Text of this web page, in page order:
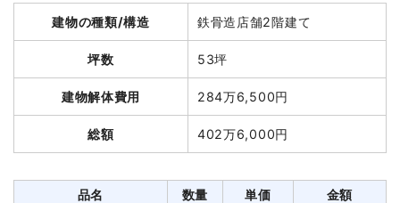
諸経費
90,000円
小計
565,600円
総額 145万円
軽量鉄骨造住宅45坪1階建
45
坪
29,680
円
1,335,600
植木・植栽撤去
1式
15,000円
建物の種類/構造 鉄骨造店舗2階建て
坪数 53坪
建物解体費用 284万6,500円
総額 402万6,000円
品名 数量 単価
金額